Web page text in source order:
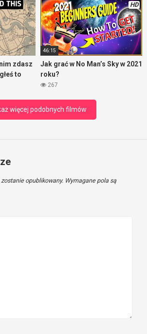
zdasz
to
HD
46:15
Jak grać w No Man’s Sky w 2021
roku?
267
więcej podobnych filmów
opublikowany. Wymagane pola są